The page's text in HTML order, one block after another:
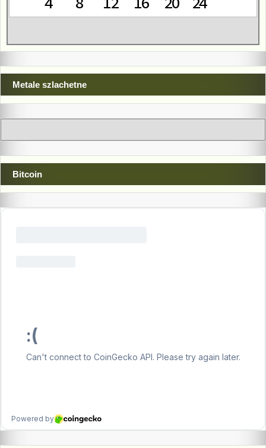
Metale szlachetne
Bitcoin